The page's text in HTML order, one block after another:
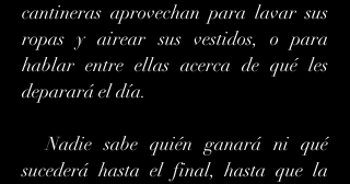
cantineras aprovechan para lavar sus
ropas y airear sus vestidos, o para
hablar entre ellas acerca de qué les
deparará el día.
Nadie sabe quién ganará ni qué
sucederá hasta el final, hasta que la